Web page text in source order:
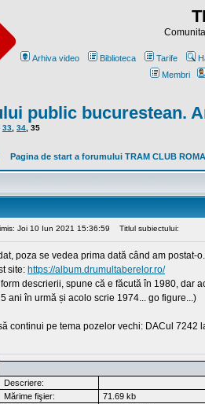
Arhiva video Biblioteca Tarife
Membri
public bucurestean.
33 34 35
Pagina de start a forumului TRAM CLUB
Joi 10 Iun 2021 15:36:59 Titlul subiectului:
poza se vedea prima dată când am postat-
site: https://album.drumultaberelor.ro/
descrierii, spune că e făcută în 1980, dar
ani în urmă și acolo scrie 1974... go figure...)
continui pe tema pozelor vechi: DACul 7242
Descriere:
Mărime fişier:
71.69 kb